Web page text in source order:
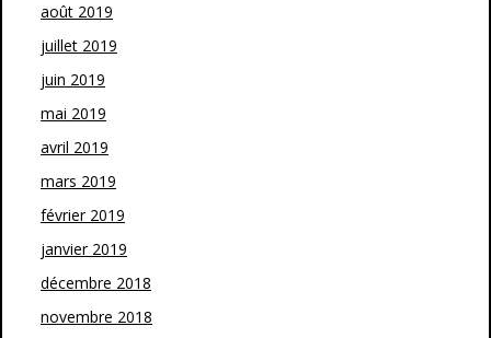
août 2019
juillet 2019
juin 2019
mai 2019
avril 2019
mars 2019
février 2019
janvier 2019
décembre 2018
novembre 2018